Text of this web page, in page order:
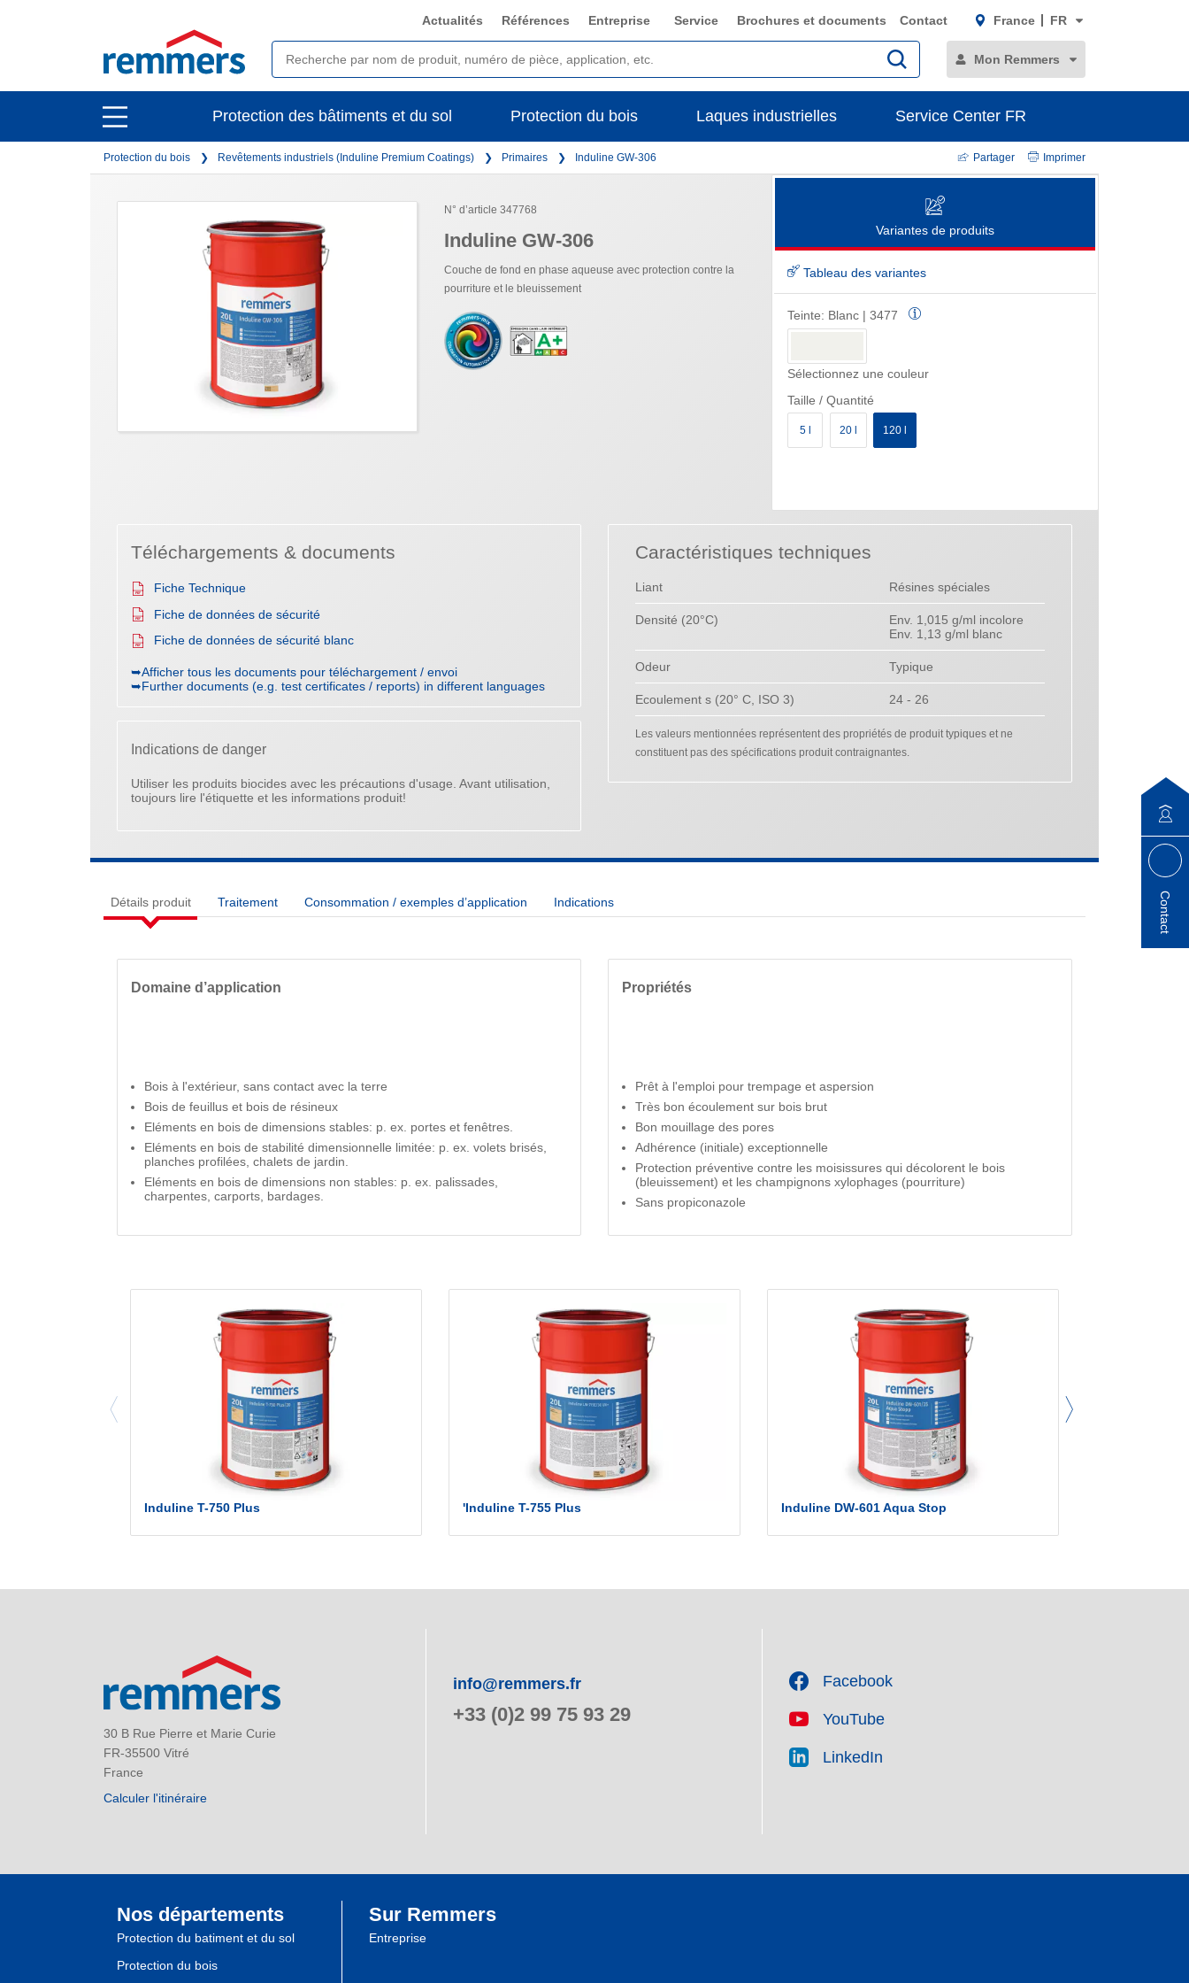
open
main
navigation
Actualités Références Entreprise Service Brochures et documents Contact France FR
Mon Remmers
open
main
Protection des bâtiments et du sol Protection du bois Laques industrielles Service Center FR
Protection du bois Revêtements industriels (Induline Premium Coatings) Primaires Induline GW-306 Partager Imprimer
N° d’article 347768
Induline GW-306
Couche de fond en phase aqueuse avec protection contre la
pourriture et le bleuissement
Variantes de produits
Tableau des variantes
Teinte: Blanc | 3477
Sélectionnez une couleur
Taille / Quantité
5 l 20 l 120 l
Téléchargements & documents
Fiche Technique
Fiche de données de sécurité
Fiche de données de sécurité blanc
➥Afficher tous les documents pour téléchargement / envoi
➥Further documents (e.g. test certificates / reports) in different languages
Indications de danger
Utiliser les produits biocides avec les précautions d'usage. Avant utilisation,
toujours lire l'étiquette et les informations produit!
Caractéristiques techniques
Liant Résines spéciales
Densité (20°C)
Env. 1,015 g/ml incolore
Env. 1,13 g/ml blanc
Odeur Typique
Ecoulement s (20° C, ISO 3) 24 - 26
Les valeurs mentionnées représentent des propriétés de produit typiques et ne
constituent pas des spécifications produit contraignantes.
Détails produit Traitement Consommation / exemples d’application Indications
Domaine d’application
Bois à l'extérieur, sans contact avec la terre
Bois de feuillus et bois de résineux
Eléments en bois de dimensions stables: p. ex. portes et fenêtres.
Eléments en bois de stabilité dimensionnelle limitée: p. ex. volets brisés,
planches profilées, chalets de jardin.
Eléments en bois de dimensions non stables: p. ex. palissades,
charpentes, carports, bardages.
Propriétés
Prêt à l'emploi pour trempage et aspersion
Très bon écoulement sur bois brut
Bon mouillage des pores
Adhérence (initiale) exceptionnelle
Protection préventive contre les moisissures qui décolorent le bois
(bleuissement) et les champignons xylophages (pourriture)
Sans propiconazole
Induline T-750 Plus 'Induline T-755 Plus Induline DW-601 Aqua Stop
30 B Rue Pierre et Marie Curie
FR-35500 Vitré
France
Calculer l'itinéraire
info@remmers.fr
+33 (0)2 99 75 93 29
Facebook
YouTube
LinkedIn
Contact
Nos départements
Protection du batiment et du sol
Protection du bois
Sur Remmers
Entreprise